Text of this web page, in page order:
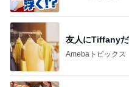
友人にTiffany
Amebaトピックス